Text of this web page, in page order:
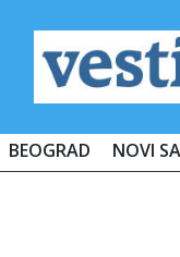
BEOGRAD NOVI